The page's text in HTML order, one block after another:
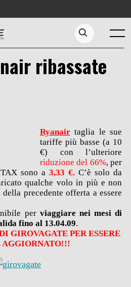
Menu
Search...
ribassate
Ryanairtaglia le sue
tariffe più basse (a 10
€) con l’ulteriore
riduzione del 66%, per
sono a3,33 €. C’è solo da
qualche volo in più e non
precedente offerta a essere
per viaggiare nei mesi di
fino al 13.04.09.
GIROVAGATE PER ESSERE
AGGIORNATO!!!